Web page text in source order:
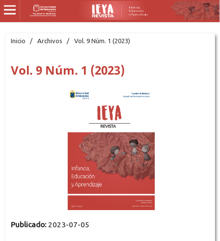
Inicio / Archivos / Vol. 9 Núm. 1 (2023)
Vol. 9 Núm. 1 (2023)
Publicado: 2023-07-05